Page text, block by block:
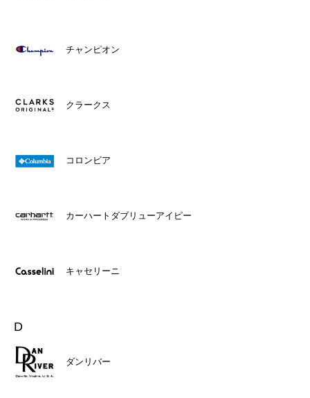
チャンピオン
クラークス
コロンビア
カーハートダブリューアイピー
キャセリーニ
D
ダンリバー